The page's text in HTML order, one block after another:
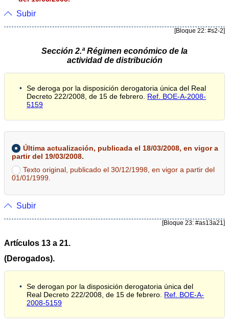
Subir
[Bloque 22: #s2-2]
Sección 2.ª Régimen económico de la
actividad de distribución
Se deroga por la disposición derogatoria única del Real
Decreto 222/2008, de 15 de febrero. Ref. BOE-A-2008-
5159
Última actualización, publicada el 18/03/2008, en vigor a
partir del 19/03/2008.
Texto original, publicado el 30/12/1998, en vigor a partir del
01/01/1999.
Subir
[Bloque 23: #as13a21]
Artículos 13 a 21.
(Derogados).
Se derogan por la disposición derogatoria única del
Real Decreto 222/2008, de 15 de febrero. Ref. BOE-A-
2008-5159